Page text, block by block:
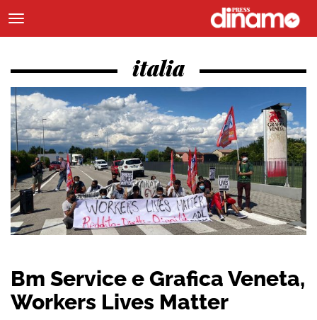
italia
Bm Service e Grafica Veneta,
Workers Lives Matter